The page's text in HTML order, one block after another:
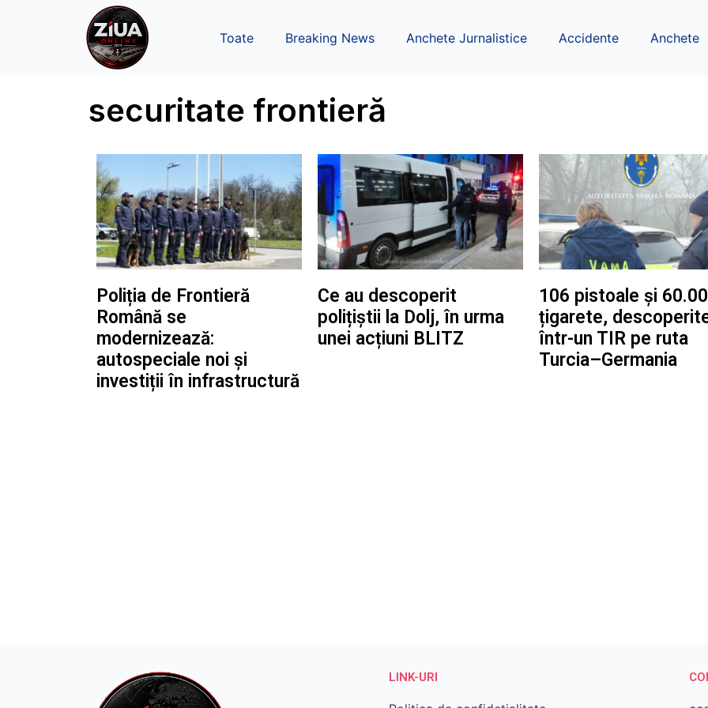
Toate Breaking News Anchete Jurnalistice Accidente Anchete
securitate frontieră
Poliția de Frontieră
Română se
modernizează:
autospeciale noi și
investiții în infrastructură
Ce au descoperit
polițiștii la Dolj, în urma
unei acțiuni BLITZ
106 pistoale și
țigarete,
într-un TIR pe ruta
Turcia–Germania
LINK-URI